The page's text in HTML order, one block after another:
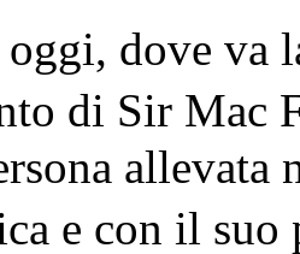
dove va
di Sir Mac
allevata
e con il